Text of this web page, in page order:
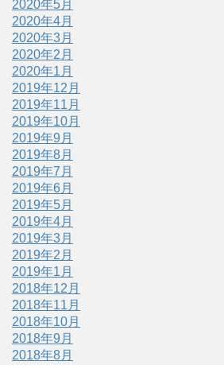
2020年5月
2020年4月
2020年3月
2020年2月
2020年1月
2019年12月
2019年11月
2019年10月
2019年9月
2019年8月
2019年7月
2019年6月
2019年5月
2019年4月
2019年3月
2019年2月
2019年1月
2018年12月
2018年11月
2018年10月
2018年9月
2018年8月